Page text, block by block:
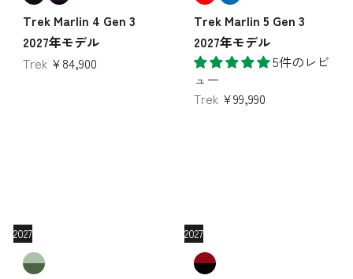
Trek Marlin 4 Gen 3
2027年モデル
Trek ¥84,900
Trek Marlin 5 Gen 3
2027年モデル
5件のレビ
ュー
Trek ¥99,990
2027 2027